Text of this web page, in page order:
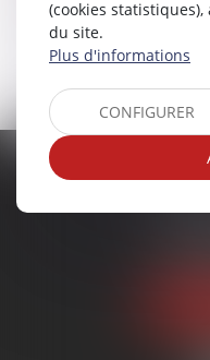
QUE L'ON
LES
(cookies
du site.
Plus d'informations
CONFIGURER